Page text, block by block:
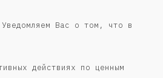
Вас о том, что в
действиях по ценным